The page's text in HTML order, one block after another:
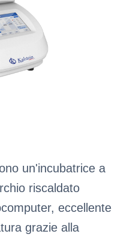
un'incubatrice a
riscaldato
eccellente
grazie alla